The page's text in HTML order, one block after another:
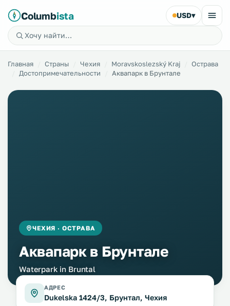
Columbista USD▾
Главная Страны Чехия Moravskoslezský Kraj
Острава
Достопримечательности
Аквапарк в Брунтале
ЧЕХИЯ · ОСТРАВА
Аквапарк в Брунтале
Waterpark in Bruntal
АДРЕС
Dukelska 1424/3, Брунтал, Чехия